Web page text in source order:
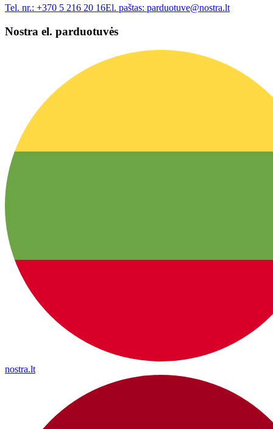
Tel. nr.: +370 5 216 20 16El. paštas: parduotuve@nostra.lt
Nostra el. parduotuvės
nostra.lt